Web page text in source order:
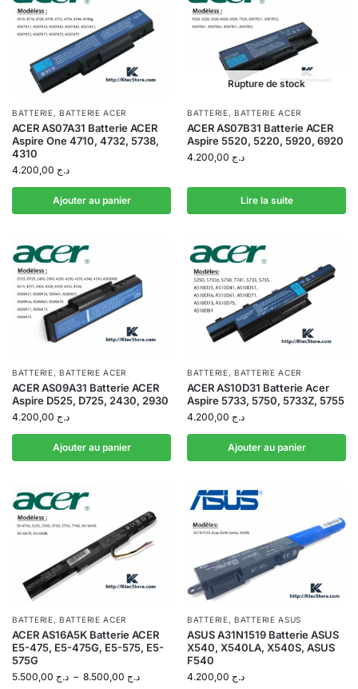
BATTERIE,BATTERIE ACER
ACER AS07A31 Batterie ACER
Aspire One 4710, 4732, 5738,
4310
د.ج
Ajouter au panier
Rupture de stock
BATTERIE,BATTERIE ACER
ACER AS07B31 Batterie ACER
Aspire 5520, 5220, 5920, 6920
د.ج
Lire la suite
BATTERIE,BATTERIE ACER
ACER AS09A31 Batterie ACER
Aspire D525, D725, 2430, 2930
د.ج
Ajouter au panier
BATTERIE,BATTERIE ACER
ACER AS10D31 Batterie Acer
Aspire 5733, 5750, 5733Z, 5755
د.ج
Ajouter au panier
BATTERIE, BATTERIE ACER
ACER AS16A5K Batterie ACER
E5-475, E5-475G, E5-575, E5-
575G
د.ج – د.ج
BATTERIE, BATTERIE ASUS
ASUS A31N1519 Batterie ASUS
X540, X540LA, X540S, ASUS
F540
د.ج